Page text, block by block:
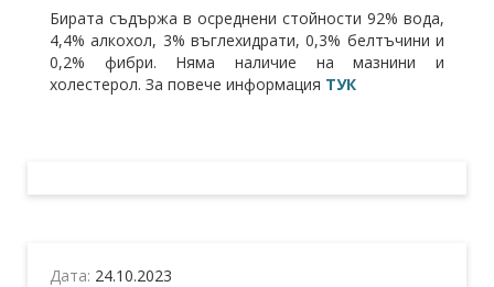
Бирата съдържа в осреднени стойности 92% вода,
4,4% алкохол, 3% въглехидрати, 0,3% белтъчини и
0,2% фибри. Няма наличие на мазнини и
холестерол. За повече информация ТУК
Дата: 24.10.2023